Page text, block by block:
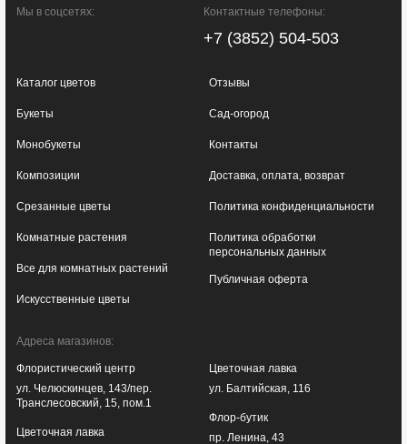
Каталог цветов
Букеты
Монобукеты
Композиции
Срезанные цветы
Комнатные растения
Все для комнатных растений
Искусственные цветы
Отзывы
Сад-огород
Контакты
Доставка, оплата, возврат
Политика конфиденциальности
Политика обработки
персональных данных
Публичная оферта
Адреса магазинов:
Флористический центр
ул. Челюскинцев, 143/пер.
Транслесовский, 15, пом.1
Цветочная лавка
Цветочная лавка
ул. Балтийская, 116
Флор-бутик
пр. Ленина, 43
Мы в соцсетях: Контактные телефоны:
+7 (3852) 504-503